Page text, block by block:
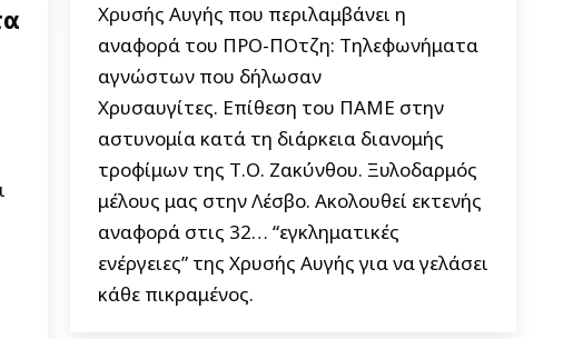
Χρυσής Αυγής που περιλαμβάνει η
αναφορά του ΠΡΟ-ΠΟτζη: Τηλεφωνήματα
αγνώστων που δήλωσαν
Χρυσαυγίτες. Επίθεση του ΠΑΜΕ στην
αστυνομία κατά τη διάρκεια διανομής
τροφίμων της Τ.Ο. Ζακύνθου. Ξυλοδαρμός
μέλους μας στην Λέσβο. Ακολουθεί εκτενής
αναφορά στις 32… “εγκληματικές
ενέργειες” της Χρυσής Αυγής για να γελάσει
κάθε πικραμένος.